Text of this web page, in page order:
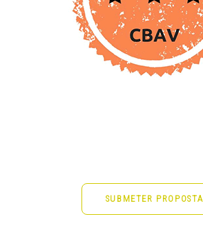
SUBMETER PROPOSTA